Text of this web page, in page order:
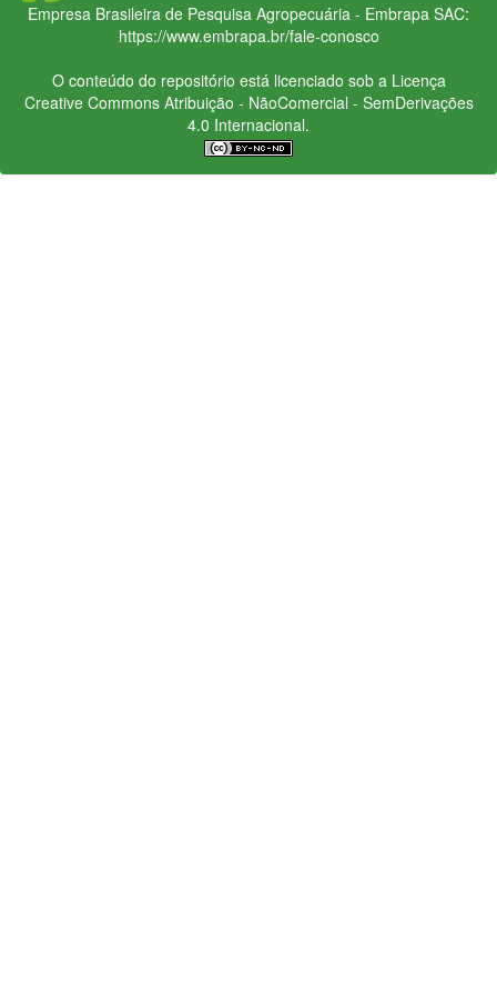
Empresa Brasileira de Pesquisa Agropecuária - Embrapa SAC:
https://www.embrapa.br/fale-conosco
O conteúdo do repositório está licenciado sob a Licença
Creative CommonsAtribuição - NãoComercial - SemDerivações
4.0 Internacional.